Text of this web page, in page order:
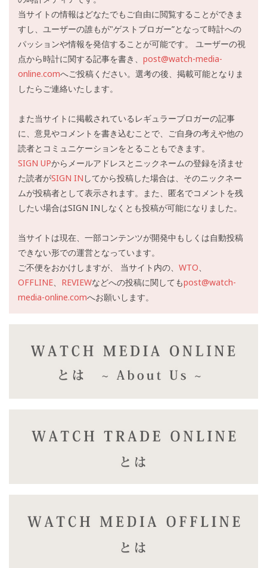
当サイトの情報はどなたでもご自由に閲覧することができま
すし、ユーザーの誰もが"ゲストブロガー”となって時計への
パッションや情報を発信することが可能です。 ユーザーの視
点から時計に関する記事を書き、 post@watch-media-
online.comへご投稿ください。選考の後、掲載可能となりま
したらご連絡いたします。
また当サイトに掲載されているレギュラーブロガーの記事
に、意見やコメントを書き込むことで、ご自身の考えや他の
読者とコミュニケーションをとることもできます。
SIGN UPからメールアドレスとニックネームの登録を済ませ
た読者がSIGN IN してから投稿した場合は、そのニックネー
ムが投稿者として表示されます。また、匿名でコメントを残
したい場合はSIGN INしなくとも投稿が可能になりました。
当サイトは現在、一部コンテンツが開発中もしくは自動投稿
できない形での運営となっています。
ご不便をおかけしますが、 当サイト内の、 WTO
OFFLINE
REVIEWなどへの投稿に関してもpost@watch-
media-online.comへお願いします。